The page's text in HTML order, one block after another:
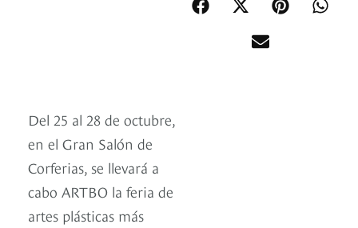
Del 25 al 28 de octubre,
en el Gran Salón de
Corferias, se llevará a
cabo ARTBO la feria de
artes plásticas más